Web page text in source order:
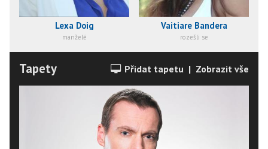
Lexa Doig
manželé
Vaitiare Bandera
rozešli se
Tapety Přidat tapetu | Zobrazit vše